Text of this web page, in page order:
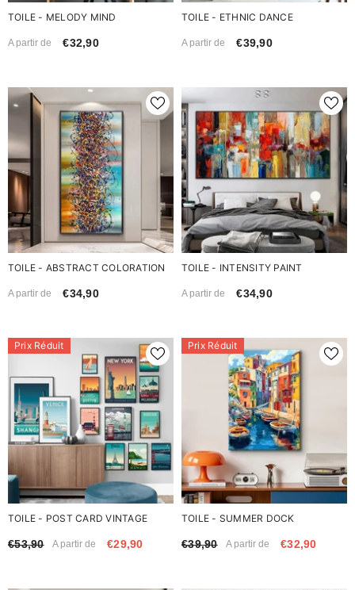
TOILE - MELODY MIND
A partir de €32,90
TOILE - ETHNIC DANCE
A partir de €39,90
TOILE - ABSTRACT COLORATION
A partir de €34,90
TOILE - INTENSITY PAINT
A partir de €34,90
Prix Réduit
TOILE - POST CARD VINTAGE
€53,90 A partir de €29,90
Prix Réduit
TOILE - SUMMER DOCK
€39,90 A partir de €32,90